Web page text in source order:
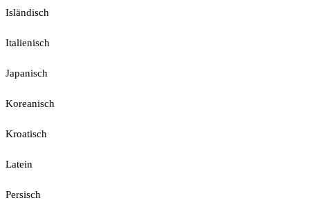
Isländisch
Italienisch
Japanisch
Koreanisch
Kroatisch
Latein
Persisch